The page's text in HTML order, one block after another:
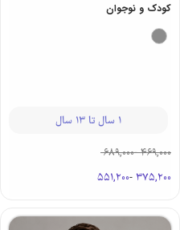
کودک و نوجوان
1 سال تا 13 سال
469,000
-
689,000
375,200
-
551,200